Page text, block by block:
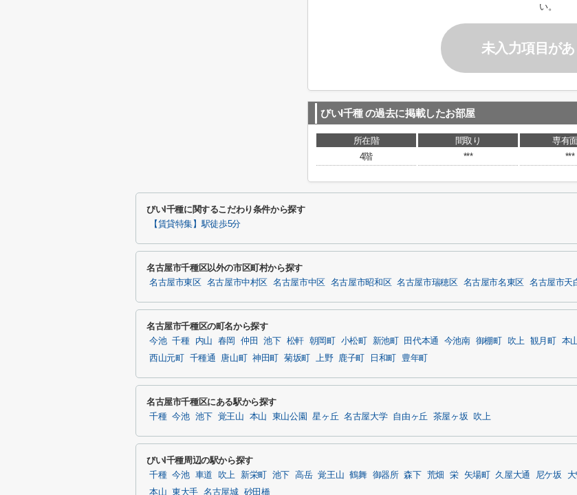
い。
未入力項目が
びいI千種の過去に掲載したお部屋
所在階 間取り 専有
4階
*** ***
びいI千種に関するこだわり条件から探す
【賃貸特集】駅徒歩5分
名古屋市千種区以外の市区町村から探す
名古屋市東区 名古屋市中村区 名古屋市中区 名古屋市昭和区 名古屋市瑞穂区 名古屋市名東区 名古屋市天
名古屋市千種区の町名から探す
今池 千種 内山 春岡 仲田 池下 松軒 朝岡町 小松町 新池町 田代本通 今池南 御棚町 吹上 観月町 本
西山元町
千種通 唐山町 神田町 菊坂町 上野 鹿子町 日和町 豊年町
名古屋市千種区にある駅から探す
千種 今池 池下 覚王山 本山 東山公園 星ヶ丘 名古屋大学 自由ヶ丘 茶屋ヶ坂 吹上
びいI千種周辺の駅から探す
千種 今池 車道 吹上 新栄町 池下 高岳 覚王山 鶴舞 御器所 森下 荒畑 栄 矢場町 久屋大通 尼ケ坂
本山 東大手 名古屋城 砂田橋